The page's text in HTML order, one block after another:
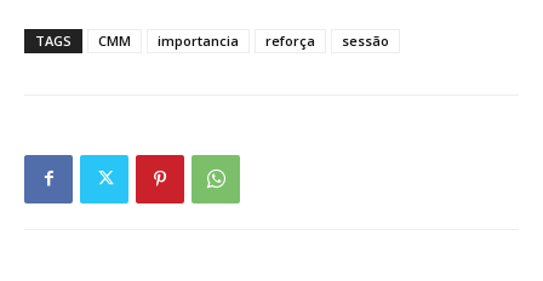
TAGS CMM importancia reforça sessão